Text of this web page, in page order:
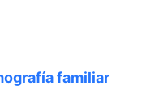
familiar